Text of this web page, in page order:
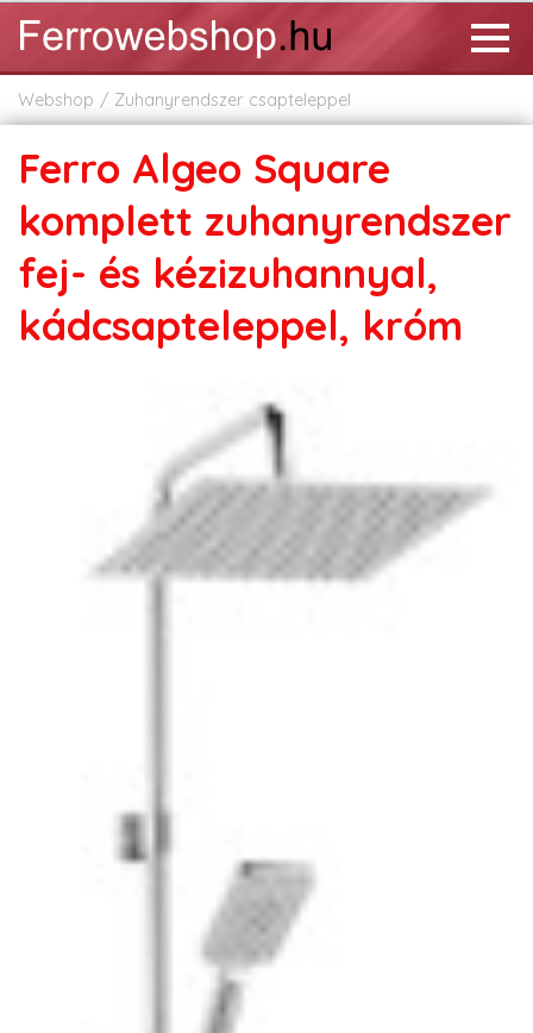
Webshop Zuhanyrendszer csapteleppel
Ferro Algeo Square
komplett zuhanyrendszer
fej- és kézizuhannyal,
kádcsapteleppel, króm